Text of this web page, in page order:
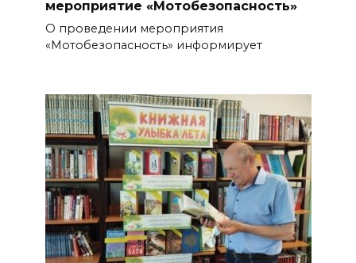
мероприятие «Мотобезопасность»
О проведении мероприятия
«Мотобезопасность» информирует